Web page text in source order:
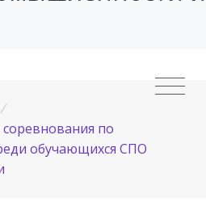
/
по
обучающихся СПО